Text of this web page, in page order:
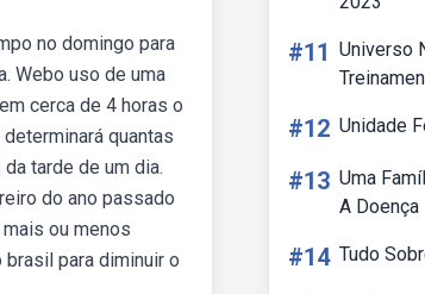
no domingo para
Webo uso de uma
cerca de 4 horas o
quantas
tarde de um dia.
do ano passado
ou menos
brasil para diminuir o
#11 Universo
#12 Unidade
#13 Uma
A Doença
#14 Tudo